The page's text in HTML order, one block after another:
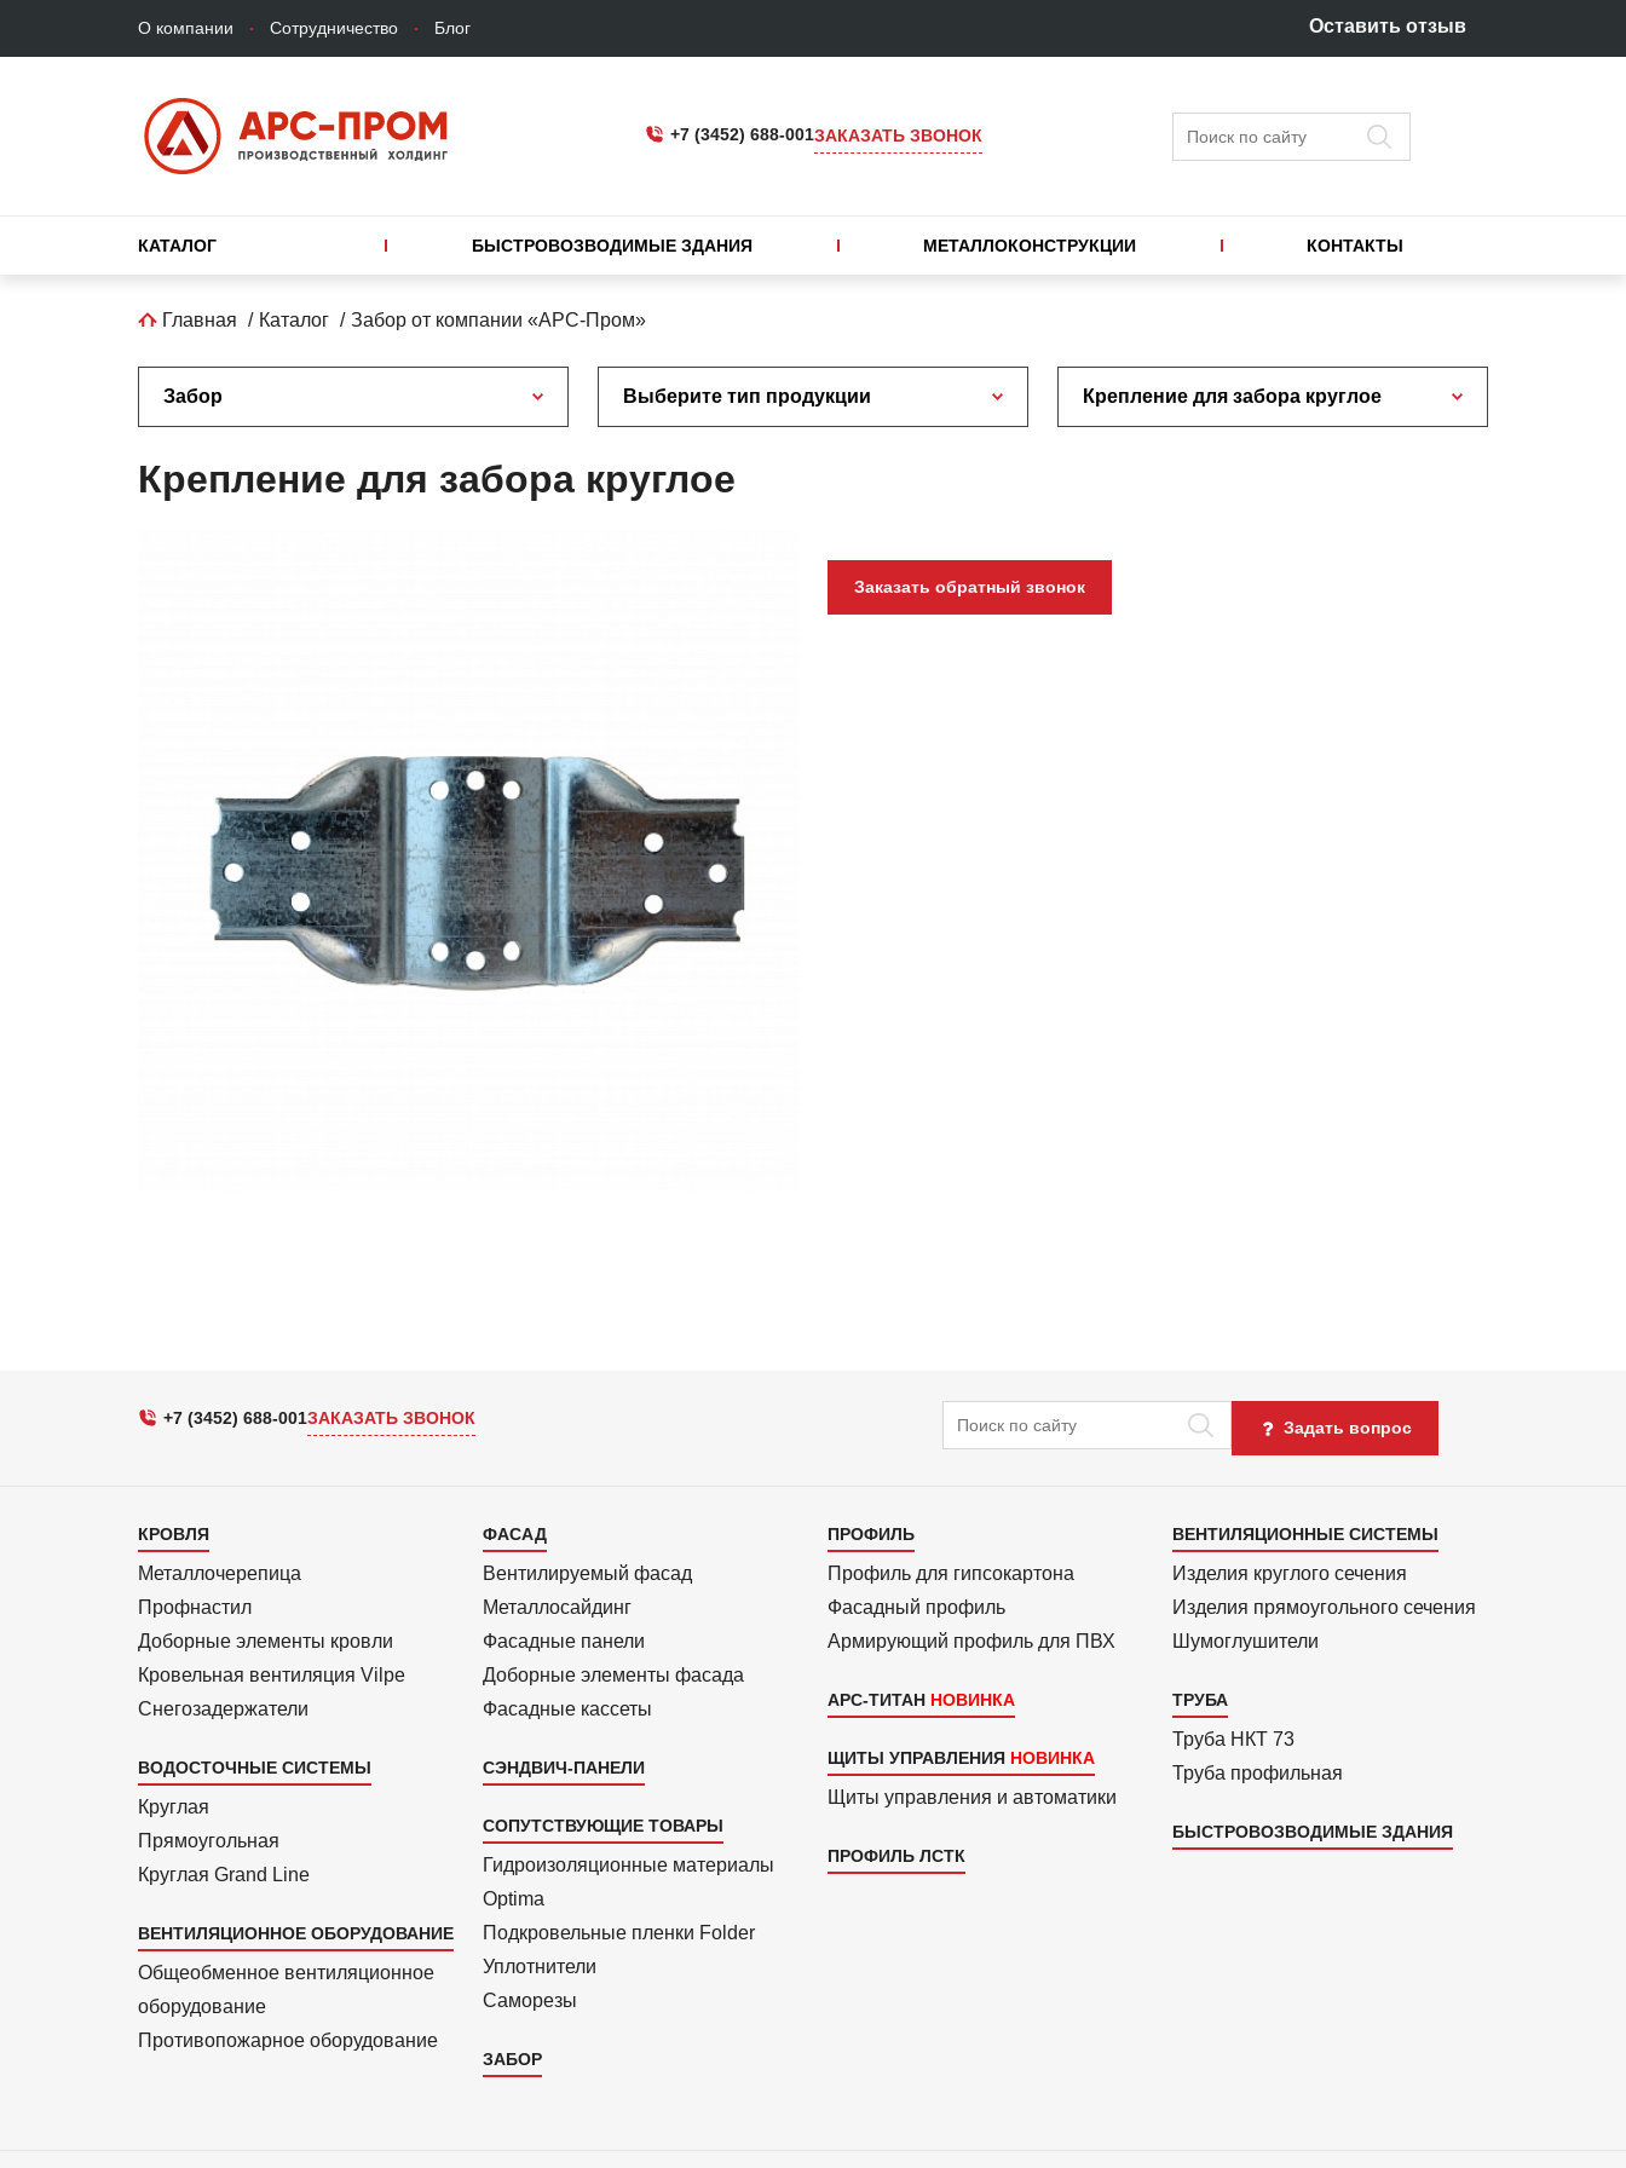
Верхнее
меню
О компании Сотрудничество Блог Оставить отзыв
+7 (3452) 688-001ЗАКАЗАТЬ ЗВОНОК Поиск
Основная
КАТАЛОГ БЫСТРОВОЗВОДИМЫЕ ЗДАНИЯ МЕТАЛЛОКОНСТРУКЦИИ КОНТАКТЫ
Строка
Главная Каталог Забор от компании «АРС-Пром»
Забор Выберите тип продукции Крепление для забора круглое
Крепление для забора круглое
Заказать обратный звонок
+7 (3452) 688-001ЗАКАЗАТЬ ЗВОНОК Поиск Задать вопрос
Каталог
1
КРОВЛЯ
Металлочерепица
Профнастил
Доборные элементы кровли
Кровельная вентиляция Vilpe
Снегозадержатели
ВОДОСТОЧНЫЕ СИСТЕМЫ
Круглая
Прямоуголь­ная
Круглая Grand Line
ВЕНТИЛЯЦИОННОЕ ОБОРУДОВАНИЕ
Общеобменное вентиляционное
оборудование
Противопожарное оборудование
Каталог
2
ФАСАД
Вентилиру­емый фасад
Металло­сайдинг
Фасадные панели
Доборные элементы фасада
Фасадные кассеты
СЭНДВИЧ-ПАНЕЛИ
СОПУТСТВУЮЩИЕ ТОВАРЫ
Гидроизоля­ционные материалы
Optima
Подкровель­ные пленки Folder
Уплотнители
Саморезы
ЗАБОР
Каталог
3
ПРОФИЛЬ
Профиль для гипсо­картона
Фасадный профиль
Армиру­ю­щий профиль для ПВХ
АРС-ТИТАН
ЩИТЫ УПРАВЛЕНИЯ
Щиты управления и автоматики
ПРОФИЛЬ ЛСТК
Каталог
4
ВЕНТИЛЯЦИОННЫЕ СИСТЕМЫ
Изделия круглого сечения
Изделия прямоуголь­ного сечения
Шумоглушители
ТРУБА
Труба НКТ 73
Труба профильная
БЫСТРОВОЗВОДИМЫЕ ЗДАНИЯ